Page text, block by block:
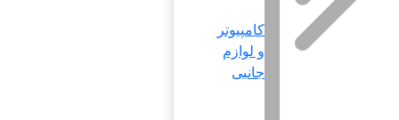
کامپیوتر
و لوازم
جانبی